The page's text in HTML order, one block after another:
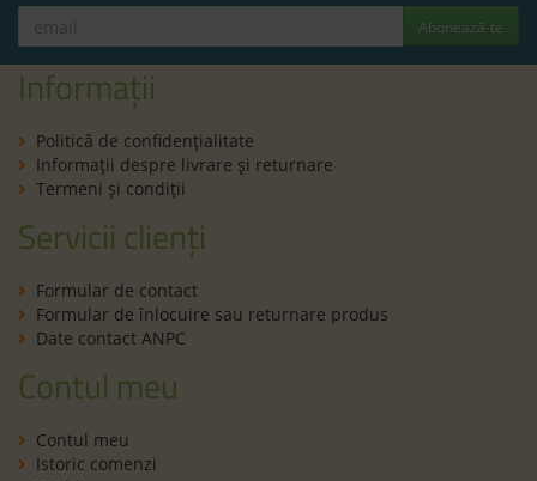
Abonează-te
Informații
Politică de confidenţialitate
Informaţii despre livrare și returnare
Termeni şi condiţii
Servicii clienți
Formular de contact
Formular de înlocuire sau returnare produs
Date contact ANPC
Contul meu
Contul meu
Istoric comenzi